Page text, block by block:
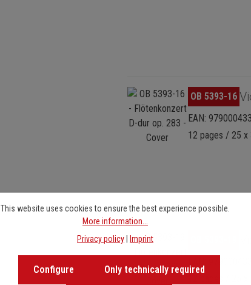
Skip image galleryOB 5393-16
EAN:
12 pages / 25
Skip image gallery
EAN:
12 pages / 25
This website uses cookies to ensure the best experience possible.
More information...
Privacy policy
Imprint
Only technically required
Configure